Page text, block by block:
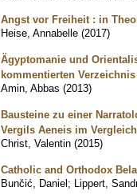
Angst vor Freiheit : in
Heise, Annabelle (2017)
Ägyptomanie und
kommentierten
Amin, Abbas (2013)
Bausteine zu einer
Vergils Aeneis im Vergleich
Christ, Valentin (2015)
Catholic and Orthodox
Bunčić, Daniel; Lippert,